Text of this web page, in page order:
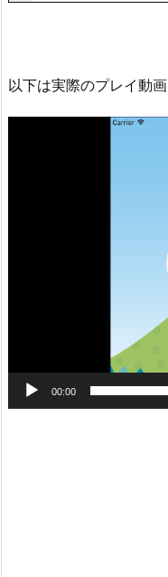
以下は実際のプレイ動画
00:00